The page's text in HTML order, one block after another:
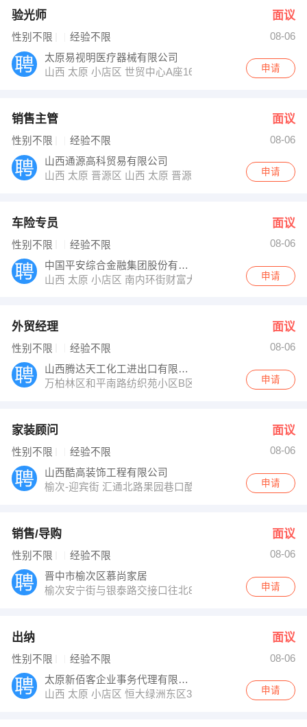
验光师 面议
性别不限 经验不限
08-06
太原易视明医疗器械有限公司
山西 太原 小店区 世贸中心A座1603
申请
销售主管 面议
性别不限 经验不限
08-06
山西通源高科贸易有限公司
山西 太原 晋源区 山西 太原 晋源区晋祠路西峪东街口都
申请
车险专员 面议
性别不限 经验不限
08-06
中国平安综合金融集团股份有限公司山西分公
山西 太原 小店区 南内环街财富大厦南楼205室
申请
外贸经理 面议
性别不限 经验不限
08-06
山西腾达天工化工进出口有限公司
万柏林区和平南路纺织苑小区B区9号楼6单元302室
申请
家装顾问 面议
性别不限 经验不限
08-06
山西酷高装饰工程有限公司
榆次-迎宾街 汇通北路果园巷口酷高整装53号
申请
销售/导购 面议
性别不限 经验不限
08-06
晋中市榆次区慕尚家居
榆次安宁街与银泰路交接口往北800米云家通整装供应链
申请
出纳 面议
性别不限 经验不限
08-06
太原新佰客企业事务代理有限公司
山西 太原 小店区 恒大绿洲东区36A幢1单元1004室
申请